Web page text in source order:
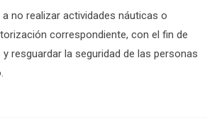
no realizar actividades náuticas o
correspondiente, con el fin de
resguardar la seguridad de las personas